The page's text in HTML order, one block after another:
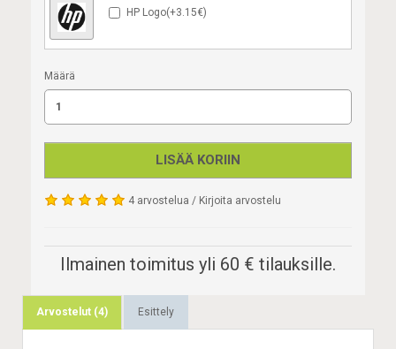
HP Logo(+3.15€)
Määrä
LISÄÄ KORIIN
4 arvostelua / Kirjoita arvostelu
Ilmainen toimitus yli 60 € tilauksille.
Arvostelut (4) Esittely